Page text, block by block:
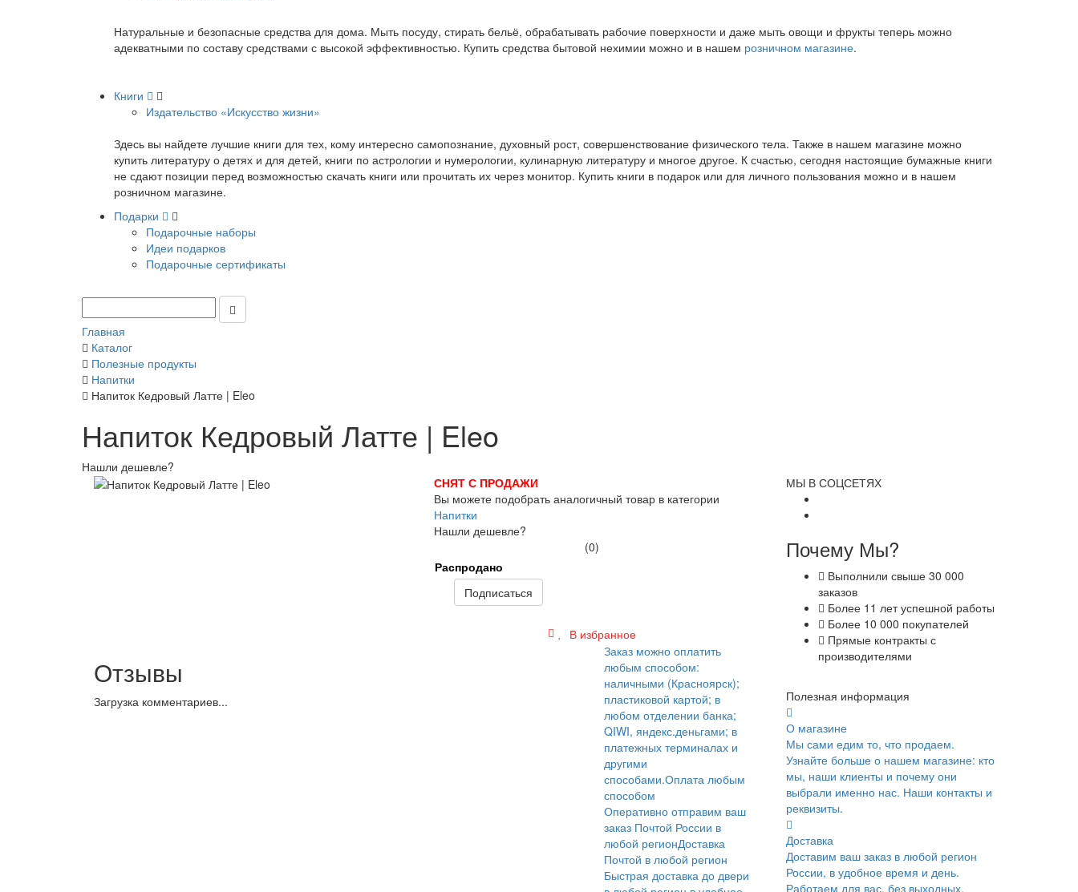
Натуральные и безопасные средства для дома. Мыть посуду, стирать бельё, обрабатывать рабочие поверхности и даже мыть овощи и фрукты теперь можно
адекватными по составу средствами с высокой эффективностью. Купить средства бытовой нехимии можно и в нашем розничном магазине.
Книги
Издательство «Искусство жизни»
Здесь вы найдете лучшие книги для тех, кому интересно самопознание, духовный рост, совершенствование физического тела. Также в нашем магазине можно
купить литературу о детях и для детей, книги по астрологии и нумерологии, кулинарную литературу и многое другое. К счастью, сегодня настоящие бумажные книги
не сдают позиции перед возможностью скачать книги или прочитать их через монитор. Купить книги в подарок или для личного пользования можно и в нашем
розничном магазине.
Подарки
Подарочные наборы
Идеи подарков
Подарочные сертификаты
Главная
Каталог
Полезные продукты
Напитки
Напиток Кедровый Латте | Eleo
Напиток Кедровый Латте | Eleo
Нашли дешевле?
СНЯТ С ПРОДАЖИ
Вы можете подобрать аналогичный товар в категории
Напитки
Нашли дешевле?
(0)
Распродано
Подписаться
В избранное
Отзывы
Загрузка комментариев...
Заказ можно оплатить
любым способом:
наличными (Красноярск);
пластиковой картой; в
любом отделении банка;
QIWI, яндекс.деньгами; в
платежных терминалах и
другими
способами.Оплата любым
способом
Оперативно отправим ваш
заказ Почтой России в
любой регионДоставка
Почтой в любой регион
Быстрая доставка до двери
МЫ В СОЦСЕТЯХ
Почему Мы?
Выполнили свыше 30 000
заказов
Более 11 лет успешной работы
Более 10 000 покупателей
Прямые контракты с
производителями
Полезная информация
О магазине
Мы сами едим то, что продаем.
Узнайте больше о нашем магазине: кто
мы, наши клиенты и почему они
выбрали именно нас. Наши контакты и
реквизиты.
Доставка
Доставим ваш заказ в любой регион
России, в удобное время и день.
Работаем для вас, без выходных.